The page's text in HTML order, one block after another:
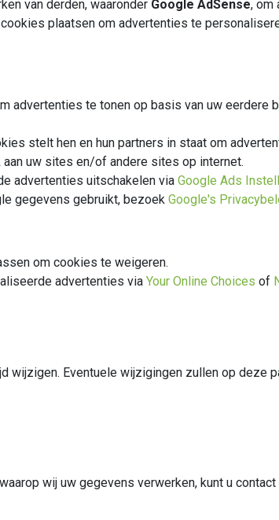
van derden, waaronder Google AdSense, om
plaatsen om advertenties te
advertenties te tonen op basis van uw eerdere
stelt hen en hun partners in staat om
uw sites en/of andere sites op internet.
advertenties uitschakelen via Google Ads
gegevens gebruikt, bezoek Google's
om cookies te weigeren.
advertenties via Your Online Choices of
wijzigen. Eventuele wijzigingen zullen op deze
wij uw gegevens verwerken, kunt u